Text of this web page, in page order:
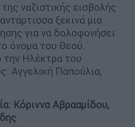
ναζιστικής εισβολής
ξεκινά μια
για να δολοφονήσει
όνομα του Θεού.
την Ηλέκτρα του
Αγγελική Παπούλια,
Κόριννα Αβρααμίδου,